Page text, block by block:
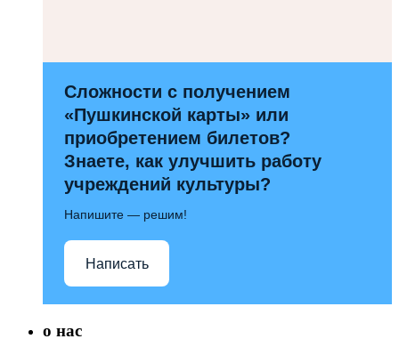
Сложности с получением
«Пушкинской карты» или
приобретением билетов?
Знаете, как улучшить работу
учреждений культуры?
Напишите — решим!
Написать
о нас